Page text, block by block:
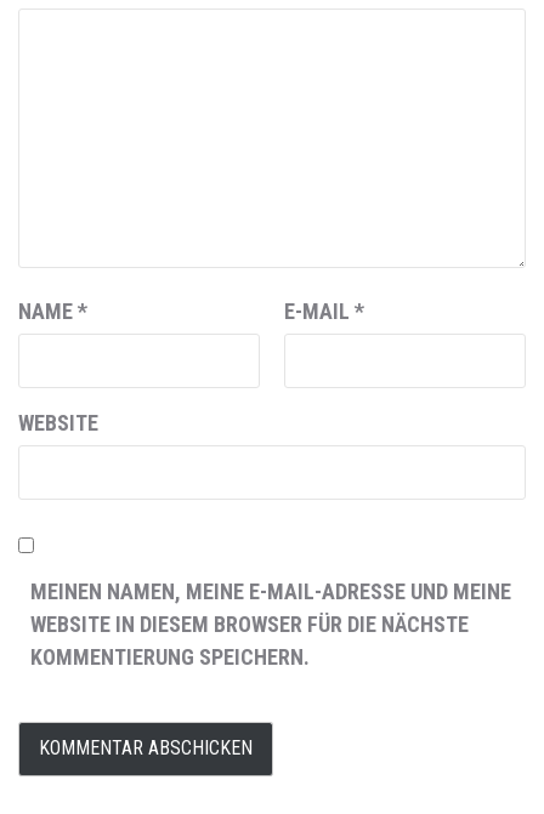
NAME* E-MAIL *
WEBSITE
MEINEN NAMEN, MEINE E-MAIL-ADRESSE UND MEINE
WEBSITE IN DIESEM BROWSER FÜR DIE NÄCHSTE
KOMMENTIERUNG SPEICHERN.